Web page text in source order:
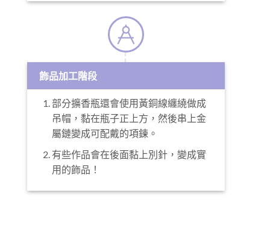
部分擴香瓶還會使用黃銅線纏繞做成
吊帽，黏在瓶子正上方，然後串上金
屬鏈變成可配戴的項鍊。
有些作品會在後面黏上別針，變成實
用的飾品！